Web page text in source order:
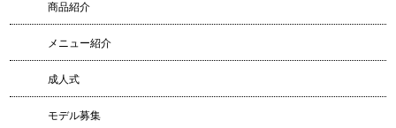
商品紹介
メニュー紹介
成人式
モデル募集